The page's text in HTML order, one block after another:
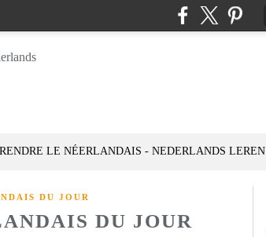
LE NÉERLANDAIS - NEDERLANDS LEREN
DU JOUR
DU JOUR